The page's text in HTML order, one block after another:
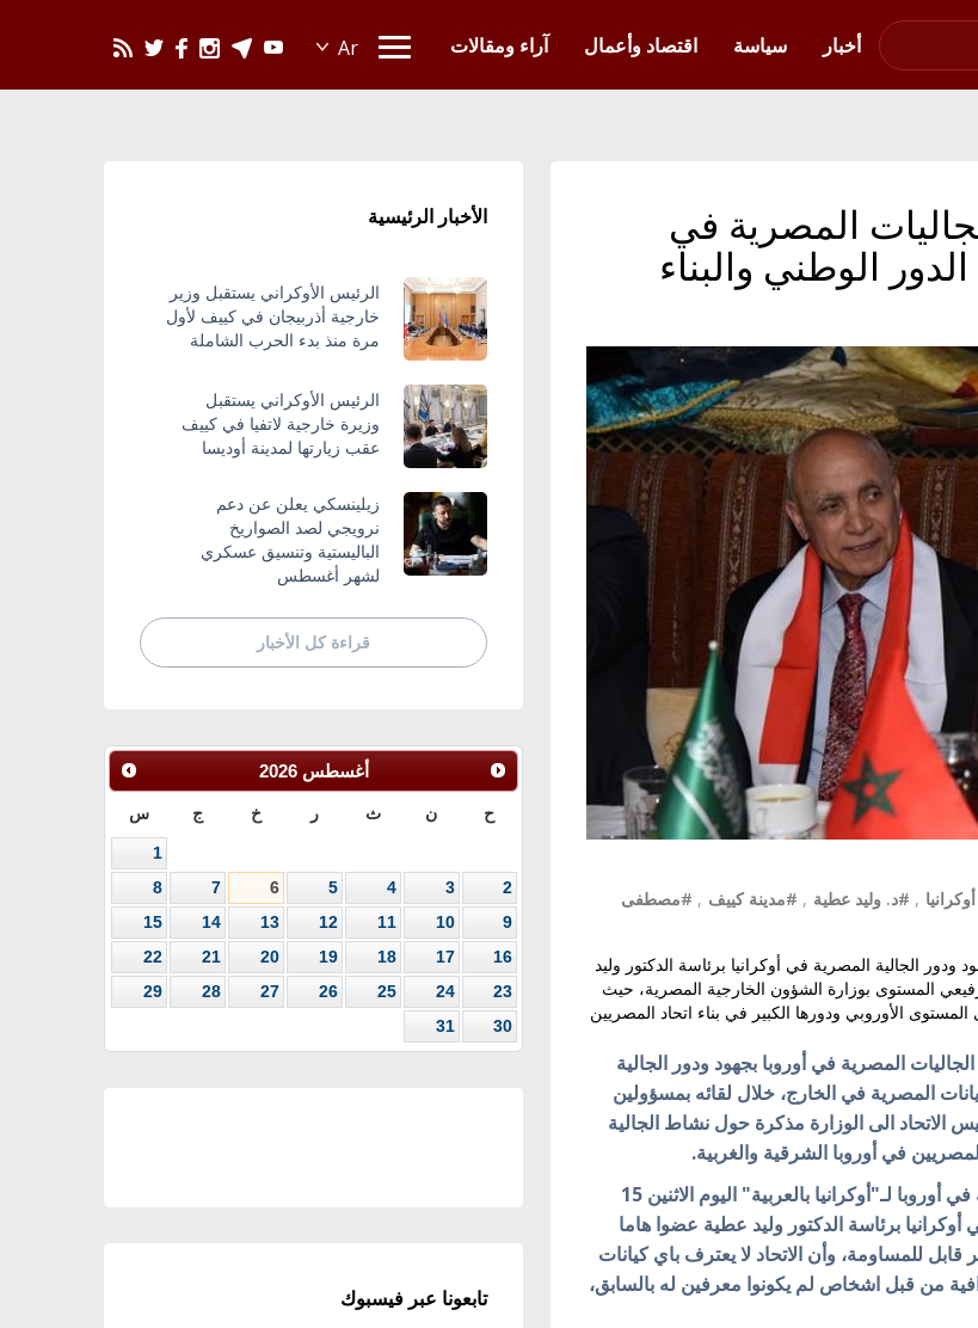
أخبار
سياسة اقتصاد وأعمال آراء ومقالات
المصرية في
الوطني والبناء
, #د. وليد عطية , #مدينة كييف , #مصطفى
الجالية المصرية في أوكرانيا برئاسة الدكتور وليد
المستوى بوزارة الشؤون الخارجية المصرية، حيث
الأوروبي ودورها الكبير في بناء اتحاد المصريين
المصرية في أوروبا بجهود ودور الجالية
المصرية في الخارج، خلال لقائه بمسؤولين
الى الوزارة مذكرة حول نشاط الجالية
في أوروبا الشرقية والغربية.
جاء ذلك في تصريح رسمي أدلى به رئيس اتحاد الجاليات المصرية في أوروبا لـ"أوكرانيا بالعربية" اليوم الاثنين 15
برئاسة الدكتور وليد عطية عضوا هاما
للمساومة، وأن الاتحاد لا يعترف باي كيانات
من قبل اشخاص لم يكونوا معرفين له بالسابق،
الأخبار الرئيسية
الرئيس الأوكراني يستقبل وزير
خارجية أذربيجان في كييف لأول
مرة منذ بدء الحرب الشاملة
الرئيس الأوكراني يستقبل
وزيرة خارجية لاتفيا في كييف
عقب زيارتها لمدينة أوديسا
زيلينسكي يعلن عن دعم
نرويجي لصد الصواريخ
الباليستية وتنسيق عسكري
لشهر أغسطس
قراءة كل الأخبار
أغسطس 2026
ح ن ث ر خ ج س
1
2
3
4
5
6
7
8
9
10
11
12
13
14
15
16
17
18
19
20
21
22
23
24
25
26
27
28
29
30
31
تابعونا عبر فيسبوك